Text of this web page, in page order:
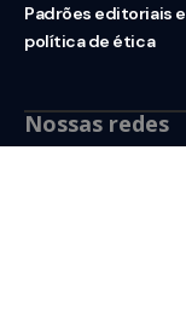
Padrões editoriais e
política de ética
Nossas redes